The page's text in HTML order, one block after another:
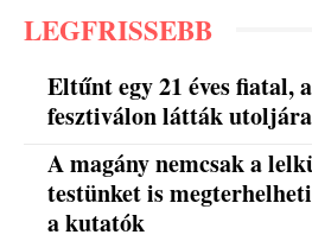
LEGFRISSEBB
Eltűnt egy 21 éves fiatal,
fesztiválon látták utoljára
A magány nemcsak a
testünket is
a kutatók